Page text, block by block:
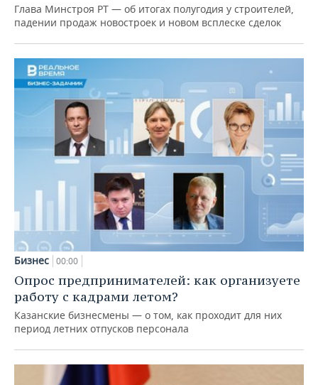
Глава Минстроя РТ — об итогах полугодия у строителей,
падении продаж новостроек и новом всплеске сделок
Бизнес 00:00
Опрос предпринимателей: как организуете
работу с кадрами летом?
Казанские бизнесмены — о том, как проходит для них
период летних отпусков персонала